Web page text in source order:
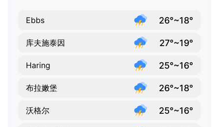
Ebbs 26°~18°
库夫施泰因 27°~19°
Haring 25°~16°
布拉嫩堡 26°~18°
沃格尔 25°~16°